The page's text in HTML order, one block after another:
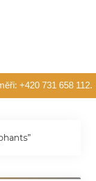
+420 731 658 112.